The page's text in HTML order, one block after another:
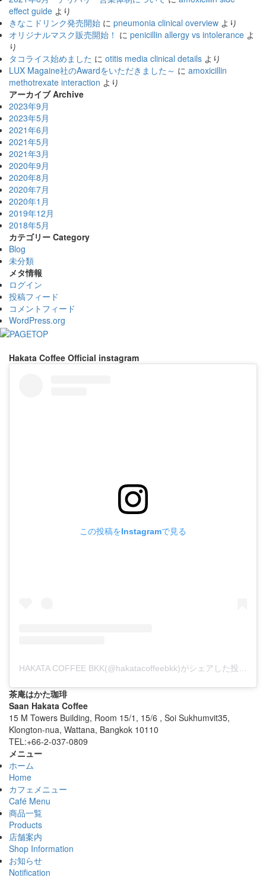
effect guide より
きなこドリンク発売開始 に pneumonia clinical overview より
オリジナルマスク販売開始！ に penicillin allergy vs intolerance よ
り
タコライス始めました に otitis media clinical details より
LUX Magaine社のAwardをいただきました～ に amoxicillin
methotrexate interaction より
アーカイブ Archive
2023年9月
2023年5月
2021年6月
2021年5月
2021年3月
2020年9月
2020年8月
2020年7月
2020年1月
2019年12月
2018年5月
カテゴリー Category
Blog
未分類
メタ情報
ログイン
投稿フィード
コメントフィード
WordPress.org
Hakata Coffee Official instagram
この投稿をInstagramで見る
茶庵はかた珈琲
Saan Hakata Coffee
15 M Towers Building, Room 15/1, 15/6 , Soi Sukhumvit35,
Klongton-nua, Wattana, Bangkok 10110
TEL:+66-2-037-0809
メニュー
ホーム
Home
カフェメニュー
Café Menu
商品一覧
Products
店舗案内
Shop Information
お知らせ
Notification